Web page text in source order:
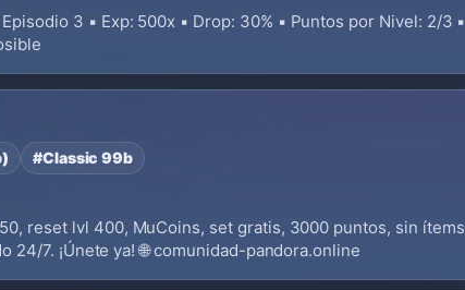
3 ▪️ Exp: 500x ▪️ Drop: 30% ▪️ Puntos por Nivel: 2/3 ▪️
#Classic 99b
reset lvl 400, MuCoins, set gratis, 3000 puntos, sin ítems
7. ¡Únete ya! 🌐 comunidad-pandora.online